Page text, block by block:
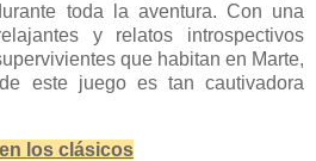
toda la aventura. Con una
y relatos introspectivos
que habitan en Marte,
este juego es tan cautivadora
los clásicos